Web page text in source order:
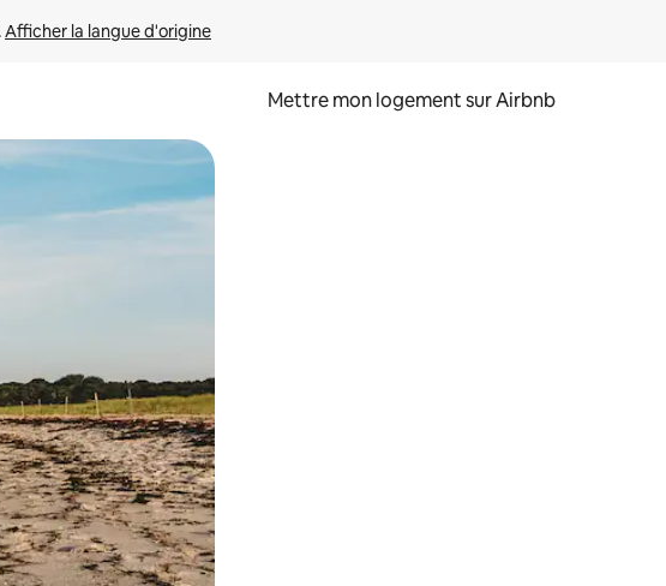
Afficher la langue d'origine
Mettre mon logement sur Airbnb
et en faisant glisser.